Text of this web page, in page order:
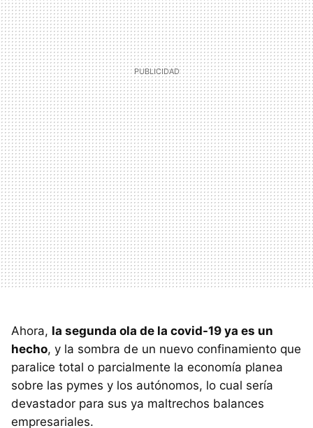
Ahora, la segunda ola de la covid-19 ya es un
hecho, y la sombra de un nuevo confinamiento que
paralice total o parcialmente la economía planea
sobre las pymes y los autónomos, lo cual sería
devastador para sus ya maltrechos balances
empresariales.